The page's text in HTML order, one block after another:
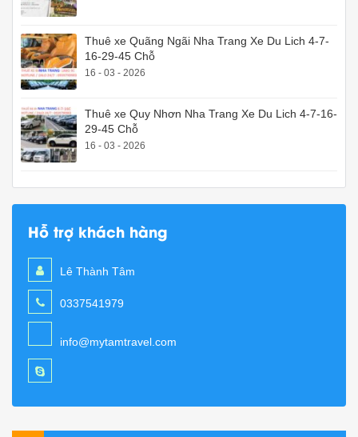
Thuê xe Quãng Ngãi Nha Trang Xe Du Lich 4-7-
16-29-45 Chỗ
16 - 03 - 2026
Thuê xe Quy Nhơn Nha Trang Xe Du Lich 4-7-16-
29-45 Chỗ
16 - 03 - 2026
Hỗ trợ khách hàng
Lê Thành Tâm
0337541979
info@mytamtravel.com